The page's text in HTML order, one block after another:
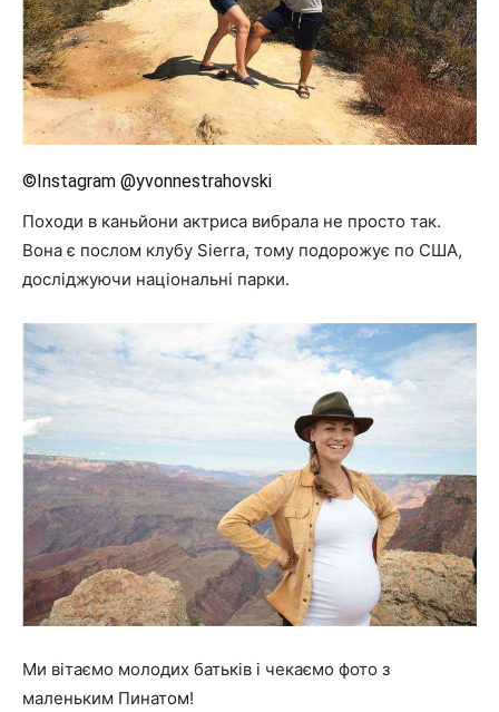
©Instagram @yvonnestrahovski
Походи в каньйони актриса вибрала не просто так.
Вона є послом клубу Sierra, тому подорожує по США,
досліджуючи національні парки.
Ми вітаємо молодих батьків і чекаємо фото з
маленьким Пинатом!